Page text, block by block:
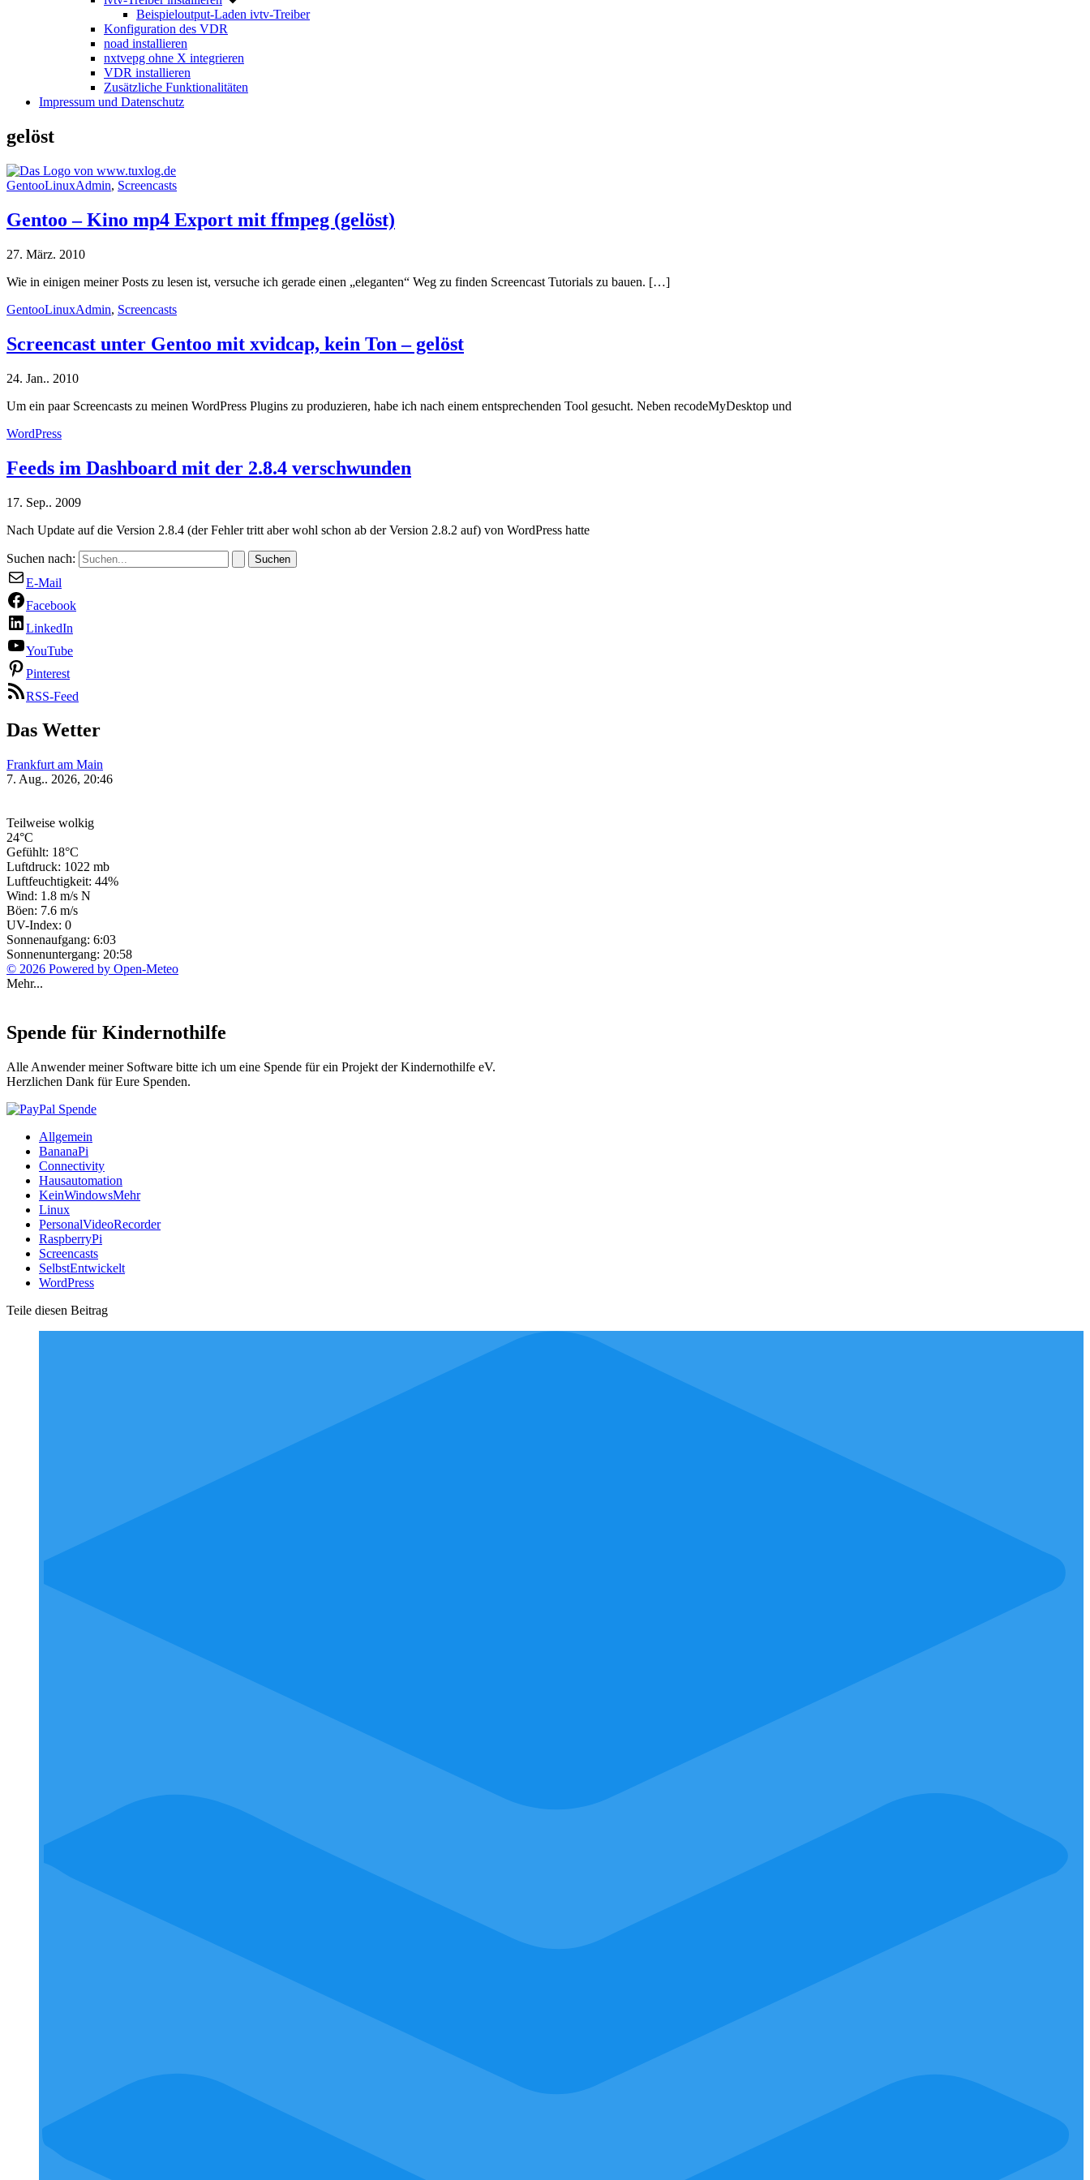
Beispieloutput-Laden ivtv-Treiber
Konfiguration des VDR
noad installieren
nxtvepg ohne X integrieren
VDR installieren
Zusätzliche Funktionalitäten
Impressum und Datenschutz
gelöst
GentooLinuxAdmin, Screencasts
Gentoo – Kino mp4 Export mit ffmpeg (gelöst)
27. März. 2010
Wie in einigen meiner Posts zu lesen ist, versuche ich gerade einen „eleganten“ Weg zu finden Screencast Tutorials zu bauen. […]
GentooLinuxAdmin, Screencasts
Screencast unter Gentoo mit xvidcap, kein Ton – gelöst
24. Jan.. 2010
Um ein paar Screencasts zu meinen WordPress Plugins zu produzieren, habe ich nach einem entsprechenden Tool gesucht. Neben recodeMyDesktop und
WordPress
Feeds im Dashboard mit der 2.8.4 verschwunden
17. Sep.. 2009
Nach Update auf die Version 2.8.4 (der Fehler tritt aber wohl schon ab der Version 2.8.2 auf) von WordPress hatte
Suchen nach:
E-Mail
Facebook
LinkedIn
YouTube
Pinterest
RSS-Feed
Das Wetter
Frankfurt am Main
7. Aug.. 2026, 20:46
Teilweise wolkig
24°C
Gefühlt: 18°C
Luftdruck: 1022 mb
Luftfeuchtigkeit: 44%
Wind: 1.8 m/s N
Böen: 7.6 m/s
UV-Index: 0
Sonnenaufgang: 6:03
Sonnenuntergang: 20:58
© 2026 Powered by Open-Meteo
Mehr...
Spende für Kindernothilfe
Alle Anwender meiner Software bitte ich um eine Spende für ein Projekt der Kindernothilfe eV.
Herzlichen Dank für Eure Spenden.
Allgemein
BananaPi
Connectivity
Hausautomation
KeinWindowsMehr
Linux
PersonalVideoRecorder
RaspberryPi
Screencasts
SelbstEntwickelt
WordPress
Teile diesen Beitrag